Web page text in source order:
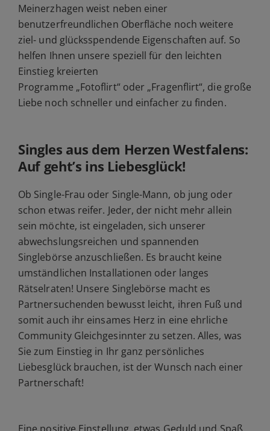
Meinerzhagen weist neben einer
benutzerfreundlichen Oberfläche noch weitere
ziel- und glücksspendende Eigenschaften auf. So
helfen Ihnen unsere speziell für den leichten
Einstieg kreierten
Programme „Fotoflirt“oder „Fragenflirt“, die große
Liebe noch schneller und einfacher zu finden.
Singles aus dem Herzen Westfalens:
Auf geht’s ins Liebesglück!
Ob Single-Frau oder Single-Mann, ob jung oder
schon etwas reifer. Jeder, der nicht mehr allein
sein möchte, ist eingeladen, sich unserer
abwechslungsreichen und spannenden
Singlebörse anzuschließen. Es braucht keine
umständlichen Installationen oder langes
Rätselraten! Unsere Singlebörse macht es
Partnersuchenden bewusst leicht, ihren Fuß und
somit auch ihr einsames Herz in eine ehrliche
Community Gleichgesinnter zu setzen. Alles, was
Sie zum Einstieg in Ihr ganz persönliches
Liebesglück brauchen, ist der Wunsch nach einer
Partnerschaft!
Eine positive Einstellung, etwas Geduld und Spaß